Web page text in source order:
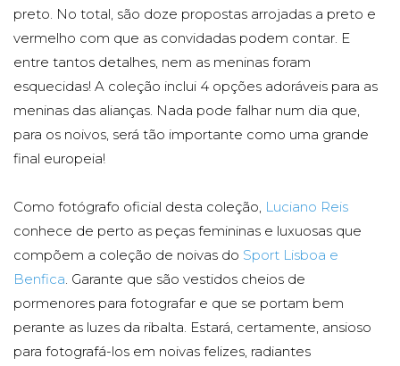
preto. No total, são doze propostas arrojadas a preto e
vermelho com que as convidadas podem contar. E
entre tantos detalhes, nem as meninas foram
esquecidas! A coleção inclui 4 opções adoráveis para as
meninas das alianças. Nada pode falhar num dia que,
para os noivos, será tão importante como uma grande
final europeia!
Como fotógrafo oficial desta coleção, Luciano Reis
conhece de perto as peças femininas e luxuosas que
compõem a coleção de noivas do Sport Lisboa e
Benfica. Garante que são vestidos cheios de
pormenores para fotografar e que se portam bem
perante as luzes da ribalta. Estará, certamente, ansioso
para fotografá-los em noivas felizes, radiantes